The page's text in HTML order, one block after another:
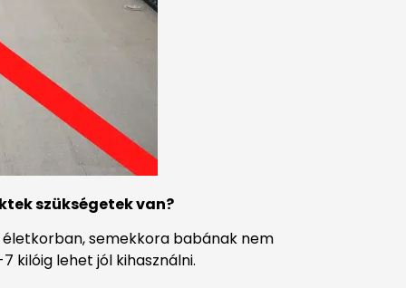
szükségetek van?
semekkora babának nem
kilóig lehet jól kihasználni.